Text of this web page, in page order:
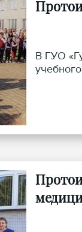
В ГУО